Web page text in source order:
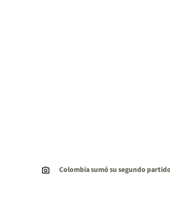
Colombia sumó su segundo